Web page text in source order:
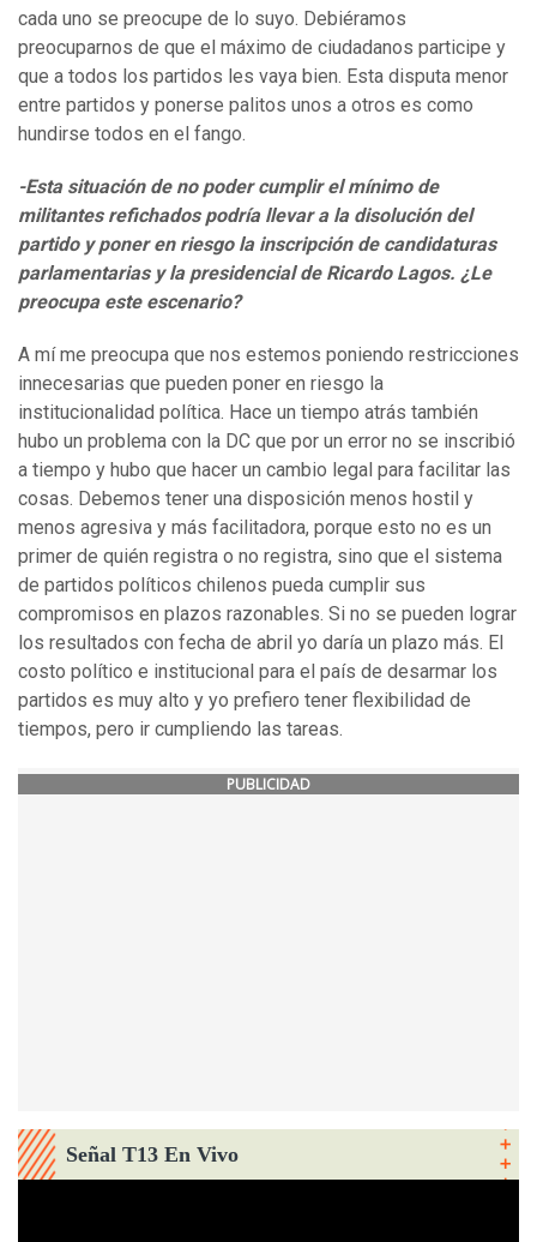
cada uno se preocupe de lo suyo. Debiéramos
preocuparnos de que el máximo de ciudadanos participe y
que a todos los partidos les vaya bien. Esta disputa menor
entre partidos y ponerse palitos unos a otros es como
hundirse todos en el fango.
-Esta situación de no poder cumplir el mínimo de
militantes refichados podría llevar a la disolución del
partido y poner en riesgo la inscripción de candidaturas
parlamentarias y la presidencial de Ricardo Lagos. ¿Le
preocupa este escenario?
A mí me preocupa que nos estemos poniendo restricciones
innecesarias que pueden poner en riesgo la
institucionalidad política. Hace un tiempo atrás también
hubo un problema con la DC que por un error no se inscribió
a tiempo y hubo que hacer un cambio legal para facilitar las
cosas. Debemos tener una disposición menos hostil y
menos agresiva y más facilitadora, porque esto no es un
primer de quién registra o no registra, sino que el sistema
de partidos políticos chilenos pueda cumplir sus
compromisos en plazos razonables. Si no se pueden lograr
los resultados con fecha de abril yo daría un plazo más. El
costo político e institucional para el país de desarmar los
partidos es muy alto y yo prefiero tener flexibilidad de
tiempos, pero ir cumpliendo las tareas.
PUBLICIDAD
Señal T13 En Vivo